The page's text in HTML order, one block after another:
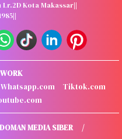
Kota Makassar||
Whatsapp.com
Tiktok.com
MEDIA SIBER